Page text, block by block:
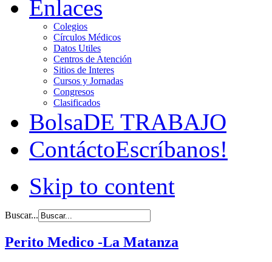
Enlaces
Colegios
Círculos Médicos
Datos Utiles
Centros de Atención
Sitios de Interes
Cursos y Jornadas
Congresos
Clasificados
BolsaDE TRABAJO
ContáctoEscríbanos!
Skip to content
Buscar...
Perito Medico -La Matanza